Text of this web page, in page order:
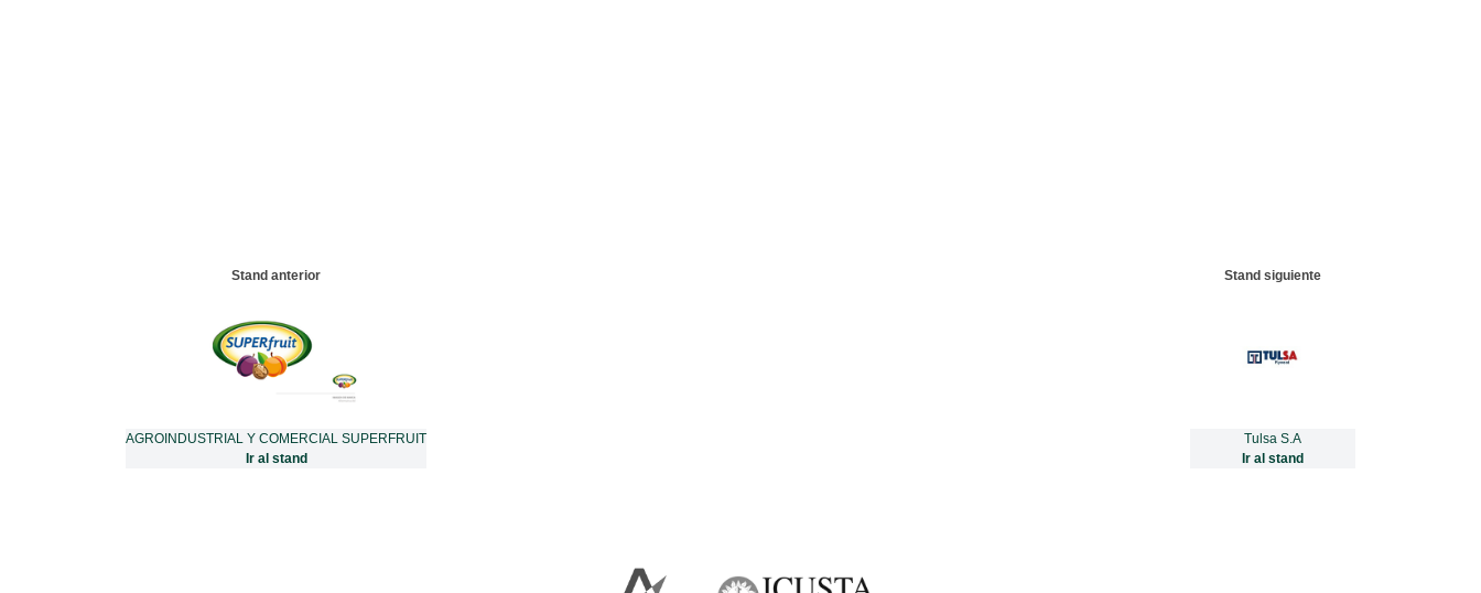
Stand anterior
AGROINDUSTRIAL Y COMERCIAL SUPERFRUIT
Ir al stand
Stand siguiente
Tulsa S.A
Ir al stand